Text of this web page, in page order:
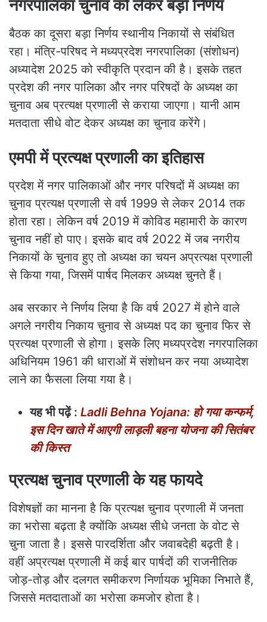
नगरपालिका चुनाव को लेकर बड़ा निर्णय
बैठक का दूसरा बड़ा निर्णय स्थानीय निकायों से संबंधित
रहा। मंत्रि-परिषद ने मध्यप्रदेश नगरपालिका (संशोधन)
अध्यादेश 2025 को स्वीकृति प्रदान की है। इसके तहत
प्रदेश की नगर पालिका और नगर परिषदों के अध्यक्ष का
चुनाव अब प्रत्यक्ष प्रणाली से कराया जाएगा। यानी आम
मतदाता सीधे वोट देकर अध्यक्ष का चुनाव करेंगे।
एमपी में प्रत्यक्ष प्रणाली का इतिहास
प्रदेश में नगर पालिकाओं और नगर परिषदों में अध्यक्ष का
चुनाव प्रत्यक्ष प्रणाली से वर्ष 1999 से लेकर 2014 तक
होता रहा। लेकिन वर्ष 2019 में कोविड महामारी के कारण
चुनाव नहीं हो पाए। इसके बाद वर्ष 2022 में जब नगरीय
निकायों के चुनाव हुए तो अध्यक्ष का चयन अप्रत्यक्ष प्रणाली
से किया गया, जिसमें पार्षद मिलकर अध्यक्ष चुनते हैं।
अब सरकार ने निर्णय लिया है कि वर्ष 2027 में होने वाले
अगले नगरीय निकाय चुनाव से अध्यक्ष पद का चुनाव फिर से
प्रत्यक्ष प्रणाली से होगा। इसके लिए मध्यप्रदेश नगरपालिका
अधिनियम 1961 की धाराओं में संशोधन कर नया अध्यादेश
लाने का फैसला लिया गया है।
यह भी पढ़ें : Ladli Behna Yojana: हो गया कन्फर्म,
इस दिन खाते में आएगी लाड़ली बहना योजना की सितंबर
की किस्त
प्रत्यक्ष चुनाव प्रणाली के यह फायदे
विशेषज्ञों का मानना है कि प्रत्यक्ष चुनाव प्रणाली में जनता
का भरोसा बढ़ता है क्योंकि अध्यक्ष सीधे जनता के वोट से
चुना जाता है। इससे पारदर्शिता और जवाबदेही बढ़ती है।
वहीं अप्रत्यक्ष प्रणाली में कई बार पार्षदों की राजनीतिक
जोड़-तोड़ और दलगत समीकरण निर्णायक भूमिका निभाते हैं,
जिससे मतदाताओं का भरोसा कमजोर होता है।